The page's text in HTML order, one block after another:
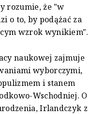
rozumie, że "w
o to, by podążać za
wzrok wynikiem".
naukowej zajmuje
wyborczymi,
i stanem
Wschodniej. O
Irlandczyk z